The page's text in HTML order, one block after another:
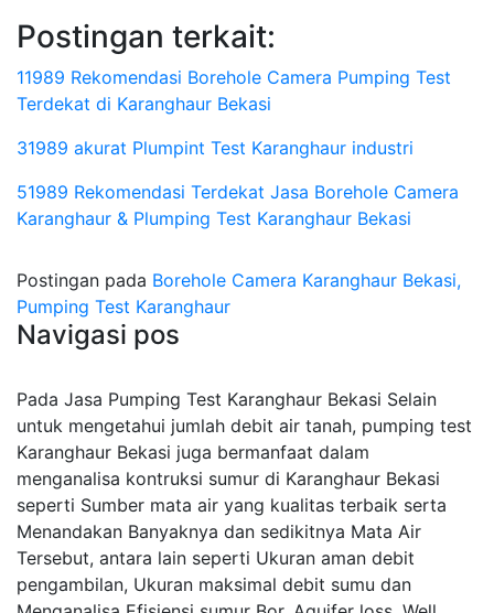
Postingan terkait:
11989 Rekomendasi Borehole Camera Pumping Test
Terdekat di Karanghaur Bekasi
31989 akurat Plumpint Test Karanghaur industri
51989 Rekomendasi Terdekat Jasa Borehole Camera
Karanghaur & Plumping Test Karanghaur Bekasi
Postingan pada Borehole Camera Karanghaur Bekasi,
Pumping Test Karanghaur
Navigasi pos
Pada Jasa Pumping Test Karanghaur Bekasi Selain
untuk mengetahui jumlah debit air tanah, pumping test
Karanghaur Bekasi juga bermanfaat dalam
menganalisa kontruksi sumur di Karanghaur Bekasi
seperti Sumber mata air yang kualitas terbaik serta
Menandakan Banyaknya dan sedikitnya Mata Air
Tersebut, antara lain seperti Ukuran aman debit
pengambilan, Ukuran maksimal debit sumu dan